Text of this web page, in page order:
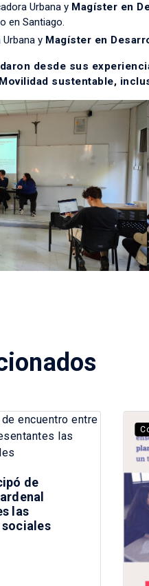
Urbana y Magíster en
en Santiago.
y Magíster en
desde sus
sustentable,
de
las
sociales